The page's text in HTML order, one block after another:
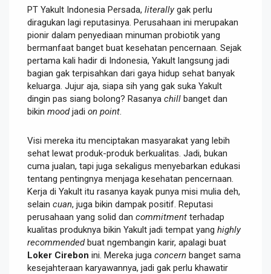
PT Yakult Indonesia Persada, literallygak perlu
diragukan lagi reputasinya. Perusahaan ini merupakan
pionir dalam penyediaan minuman probiotik yang
bermanfaat banget buat kesehatan pencernaan. Sejak
pertama kali hadir di Indonesia, Yakult langsung jadi
bagian gak terpisahkan dari gaya hidup sehat banyak
keluarga. Jujur aja, siapa sih yang gak suka Yakult
dingin pas siang bolong? Rasanya chill banget dan
bikin moodjadi on point
Visi mereka itu menciptakan masyarakat yang lebih
sehat lewat produk-produk berkualitas. Jadi, bukan
cuma jualan, tapi juga sekaligus menyebarkan edukasi
tentang pentingnya menjaga kesehatan pencernaan.
Kerja di Yakult itu rasanya kayak punya misi mulia deh,
selain cuan, juga bikin dampak positif. Reputasi
perusahaan yang solid dan commitment terhadap
kualitas produknya bikin Yakult jadi tempat yang highly
recommendedbuat ngembangin karir, apalagi buat
Loker Cirebon ini. Mereka juga concern banget sama
kesejahteraan karyawannya, jadi gak perlu khawatir